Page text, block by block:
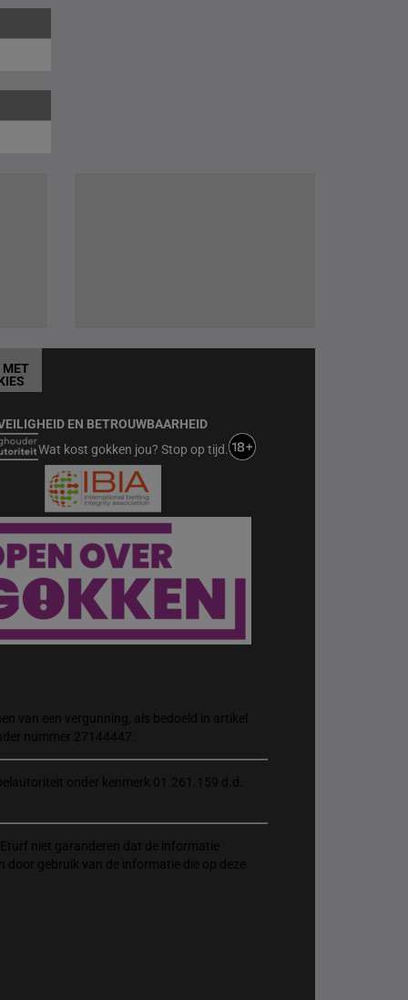
EN BETROUWBAARHEID
Wat kost gokken jou? Stop op tijd.
van een vergunning, als bedoeld in artikel
nummer 27144447.
onder kenmerk 01.261.159 d.d.
niet garanderen dat de informatie
gebruik van de informatie die op deze